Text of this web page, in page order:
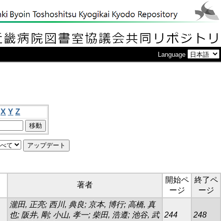
Language
X Y Z
著者
開始ペ
ージ
終了ペ
ージ
瀧田, 正亮; 西川, 典良; 京本, 博行; 高橋, 真
也; 阪井, 剛; 小山, 孝一; 柴田, 浩遵; 池谷, 武 244 248